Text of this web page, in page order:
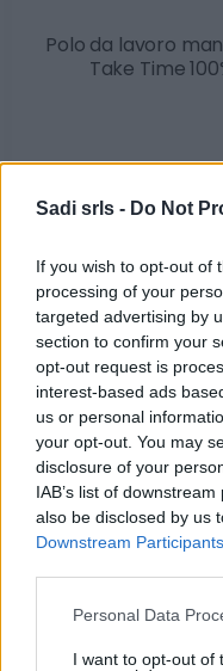
Sadi srls - Do Not
If you wish to opt-out of
processing of your
targeted advertising by
section to confirm your
opt-out request is
interest-based ads
us or personal
your opt-out. You may
disclosure of your
IAB’s list of
also be disclosed by us
Downstream Participants
Please note that this
not limited to your visit
Personal Data
I want to opt-out of
Polo da lavoro
Take Time
Polo da lavoro
Time
Categorie
Abrasivi
I prodotti abrasivi
Antincendio
Estintori
Valige pronto
Antinfortunistica
Calzature